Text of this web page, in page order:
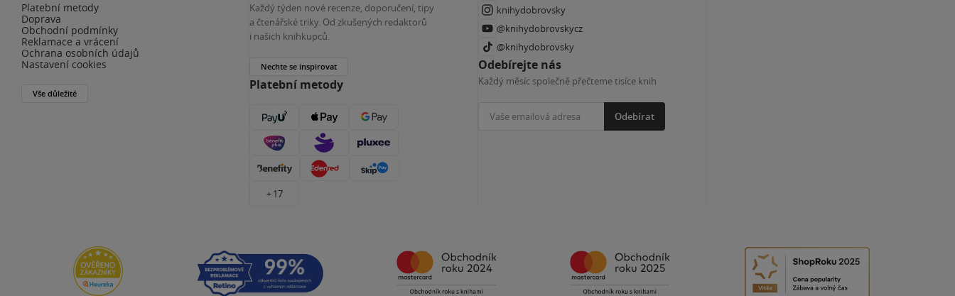
Platební metody
Doprava
Obchodní podmínky
Reklamace a vrácení
Ochrana osobních údajů
Nastavení cookies
Vše důležité
Každý týden nové recenze, doporučení, tipy
a čtenářské triky. Od zkušených redaktorů
i našich knihkupců.
Nechte se inspirovat
Platební metody
+ 17
knihydobrovsky
@knihydobrovskycz
@knihydobrovsky
Odebírejte nás
Každý měsíc společně přečteme tisíce knih
Odebírat